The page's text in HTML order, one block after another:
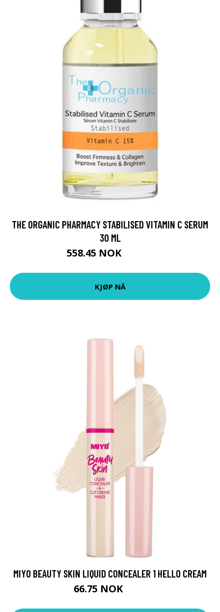
THE ORGANIC PHARMACY STABILISED VITAMIN C SERUM
30 ML
558.45 NOK
KJØP NÅ
MIYO BEAUTY SKIN LIQUID CONCEALER 1 HELLO CREAM
66.75 NOK